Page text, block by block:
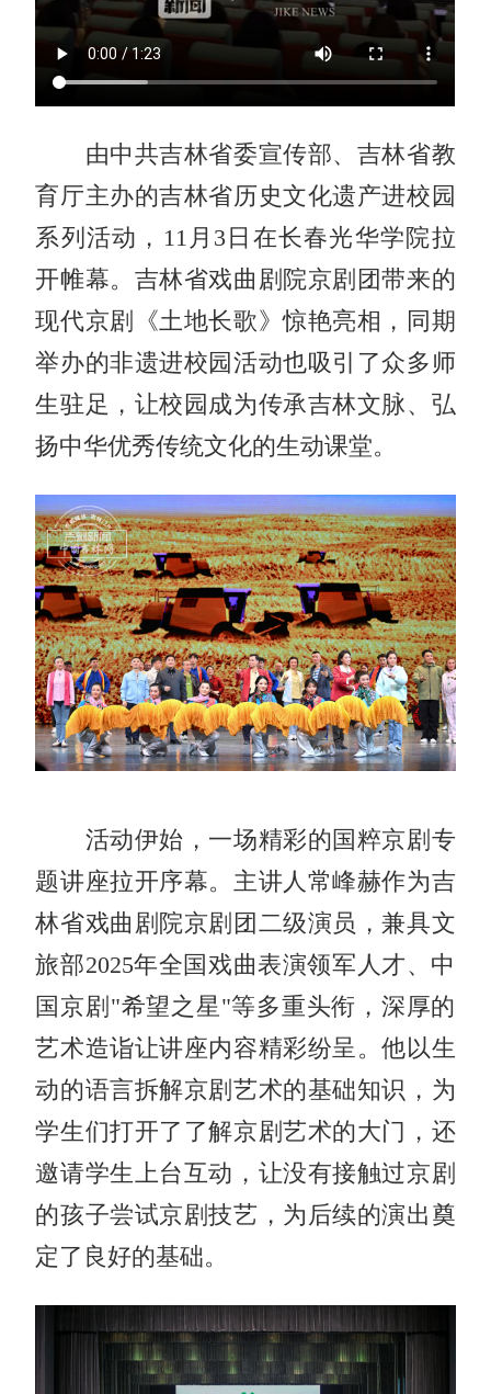
由中共吉林省委宣传部、吉林省教
育厅主办的吉林省历史文化遗产进校园
系列活动，11月3日在长春光华学院拉
开帷幕。吉林省戏曲剧院京剧团带来的
现代京剧《土地长歌》惊艳亮相，同期
举办的非遗进校园活动也吸引了众多师
生驻足，让校园成为传承吉林文脉、弘
扬中华优秀传统文化的生动课堂。
活动伊始，一场精彩的国粹京剧专
题讲座拉开序幕。主讲人常峰赫作为吉
林省戏曲剧院京剧团二级演员，兼具文
旅部2025年全国戏曲表演领军人才、中
国京剧"希望之星"等多重头衔，深厚的
艺术造诣让讲座内容精彩纷呈。他以生
动的语言拆解京剧艺术的基础知识，为
学生们打开了了解京剧艺术的大门，还
邀请学生上台互动，让没有接触过京剧
的孩子尝试京剧技艺，为后续的演出奠
定了良好的基础。